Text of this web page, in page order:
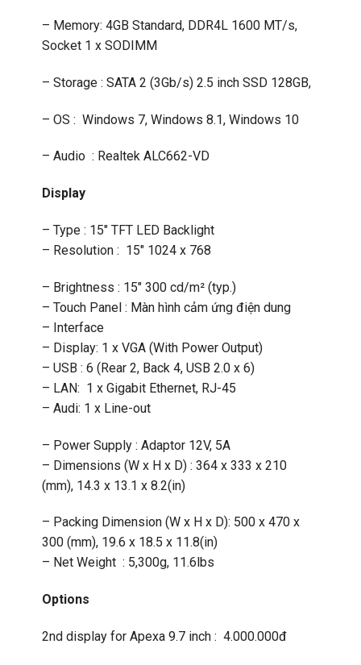
– Memory: 4GB Standard, DDR4L 1600 MT/s,
Socket 1 x SODIMM
– Storage : SATA 2 (3Gb/s) 2.5 inch SSD 128GB,
– OS : Windows 7, Windows 8.1, Windows 10
– Audio : Realtek ALC662-VD
Display
– Type : 15″ TFT LED Backlight
– Resolution : 15″ 1024 x 768
– Brightness : 15″ 300 cd/m² (typ.)
– Touch Panel : Màn hình cảm ứng điện dung
– Interface
– Display: 1 x VGA (With Power Output)
– USB : 6 (Rear 2, Back 4, USB 2.0 x 6)
– LAN: 1 x Gigabit Ethernet, RJ-45
– Audi: 1 x Line-out
– Power Supply : Adaptor 12V, 5A
– Dimensions (W x H x D) : 364 x 333 x 210
(mm), 14.3 x 13.1 x 8.2(in)
– Packing Dimension (W x H x D): 500 x 470 x
300 (mm), 19.6 x 18.5 x 11.8(in)
– Net Weight : 5,300g, 11.6lbs
Options
2nd display for Apexa 9.7 inch : 4.000.000đ